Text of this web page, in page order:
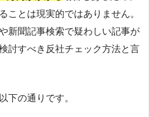
ことは現実的ではありません。
新聞記事検索で疑わしい記事が
討すべき反社チェック方法と言
下の通りです。